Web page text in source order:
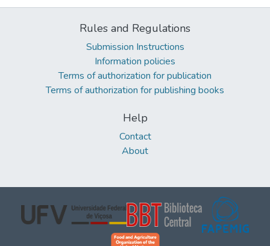
Rules and Regulations
Submission Instructions
Information policies
Terms of authorization for publication
Terms of authorization for publishing books
Help
Contact
About